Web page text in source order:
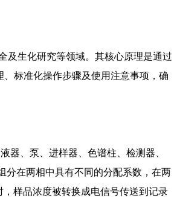
及生化研究等领域。其核心原理是通过
标准化操作步骤及使用注意事项，确
器、泵、进样器、色谱柱、检测器、
分在两相中具有不同的分配系数，在两
样品浓度被转换成电信号传送到记录